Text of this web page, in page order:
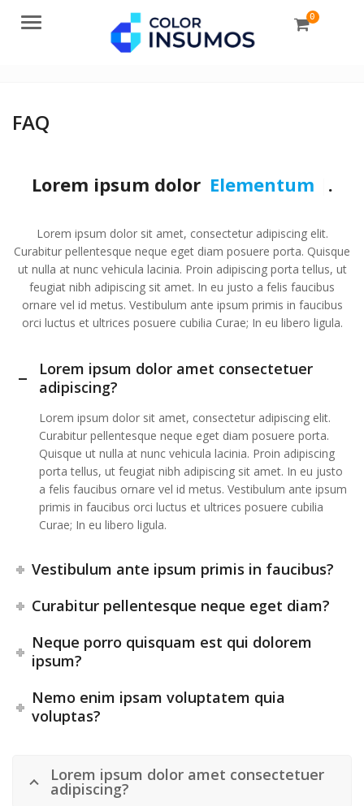
Menu 0
FAQ
Lorem ipsum dolor Elementum .
Lorem ipsum dolor sit amet, consectetur adipiscing elit.
Curabitur pellentesque neque eget diam posuere porta. Quisque
ut nulla at nunc vehicula lacinia. Proin adipiscing porta tellus, ut
feugiat nibh adipiscing sit amet. In eu justo a felis faucibus
ornare vel id metus. Vestibulum ante ipsum primis in faucibus
orci luctus et ultrices posuere cubilia Curae; In eu libero ligula.
Lorem ipsum dolor amet consectetuer
adipiscing?
Lorem ipsum dolor sit amet, consectetur adipiscing elit.
Curabitur pellentesque neque eget diam posuere porta.
Quisque ut nulla at nunc vehicula lacinia. Proin adipiscing
porta tellus, ut feugiat nibh adipiscing sit amet. In eu justo
a felis faucibus ornare vel id metus. Vestibulum ante ipsum
primis in faucibus orci luctus et ultrices posuere cubilia
Curae; In eu libero ligula.
Vestibulum ante ipsum primis in faucibus?
Curabitur pellentesque neque eget diam?
Neque porro quisquam est qui dolorem
ipsum?
Nemo enim ipsam voluptatem quia
voluptas?
Lorem ipsum dolor amet consectetuer
adipiscing?